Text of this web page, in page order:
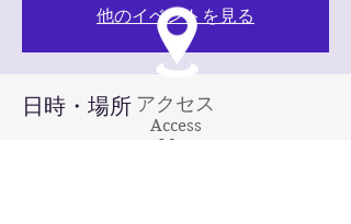
他のイベントを見る
日時・場所 アクセス
Access
Map